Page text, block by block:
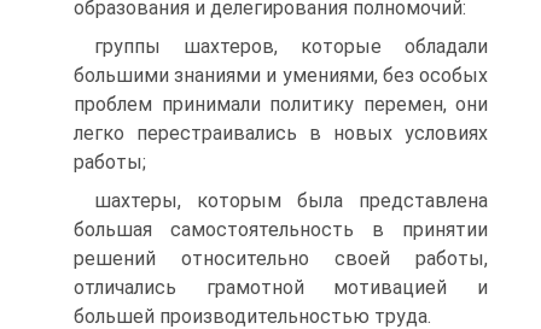
образования и делегирования полномочий:
группы шахтеров, которые обладали
большими знаниями и умениями, без особых
проблем принимали политику перемен, они
легко перестраивались в новых условиях
работы;
шахтеры, которым была представлена
большая самостоятельность в принятии
решений относительно своей работы,
отличались грамотной мотивацией и
большей производительностью труда.